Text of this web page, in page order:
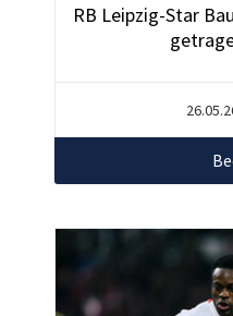
RB Leipzig-Star